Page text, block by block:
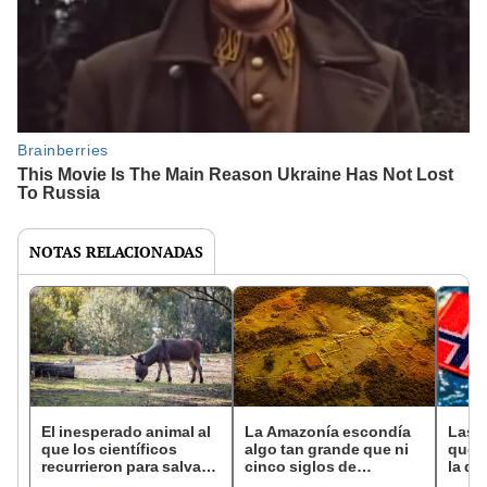
NOTAS RELACIONADAS
El inesperado animal al
que los científicos
recurrieron para salvar
La Amazonía escondía
algo tan grande que ni
cinco siglos de
Las
que
la de